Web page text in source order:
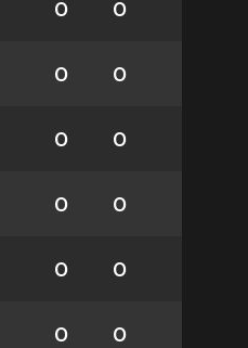
0 0
0 0
0 0
0 0
0 0
0 0